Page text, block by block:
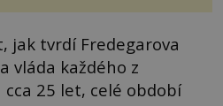
jak tvrdí Fredegarova
vláda každého z
25 let, celé období